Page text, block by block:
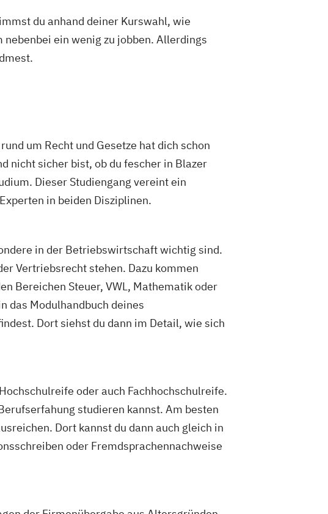
du anhand deiner Kurswahl, wie
ein wenig zu jobben. Allerdings
um Recht und Gesetze hat dich schon
nicht sicher bist, ob du fescher in Blazer
Dieser Studiengang vereint ein
in beiden Disziplinen.
in der Betriebswirtschaft wichtig sind.
Vertriebsrecht stehen. Dazu kommen
Bereichen Steuer, VWL, Mathematik oder
das Modulhandbuch deines
Dort siehst du dann im Detail, wie sich
oder auch Fachhochschulreife.
studieren kannst. Am besten
Dort kannst du dann auch gleich in
oder Fremdsprachennachweise